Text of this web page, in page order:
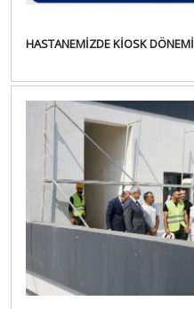
HASTANEMİZDE KİOSK DÖNEMİ